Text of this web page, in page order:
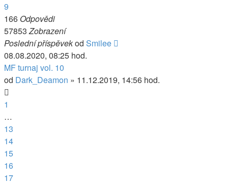
9
166 Odpovědi
57853Zobrazení
Poslední příspěvekod Smilee
08.08.2020, 08:25 hod.
MF turnaj vol. 10
od Dark_Deamon » 11.12.2019, 14:56 hod.
1
…
13
14
15
16
17